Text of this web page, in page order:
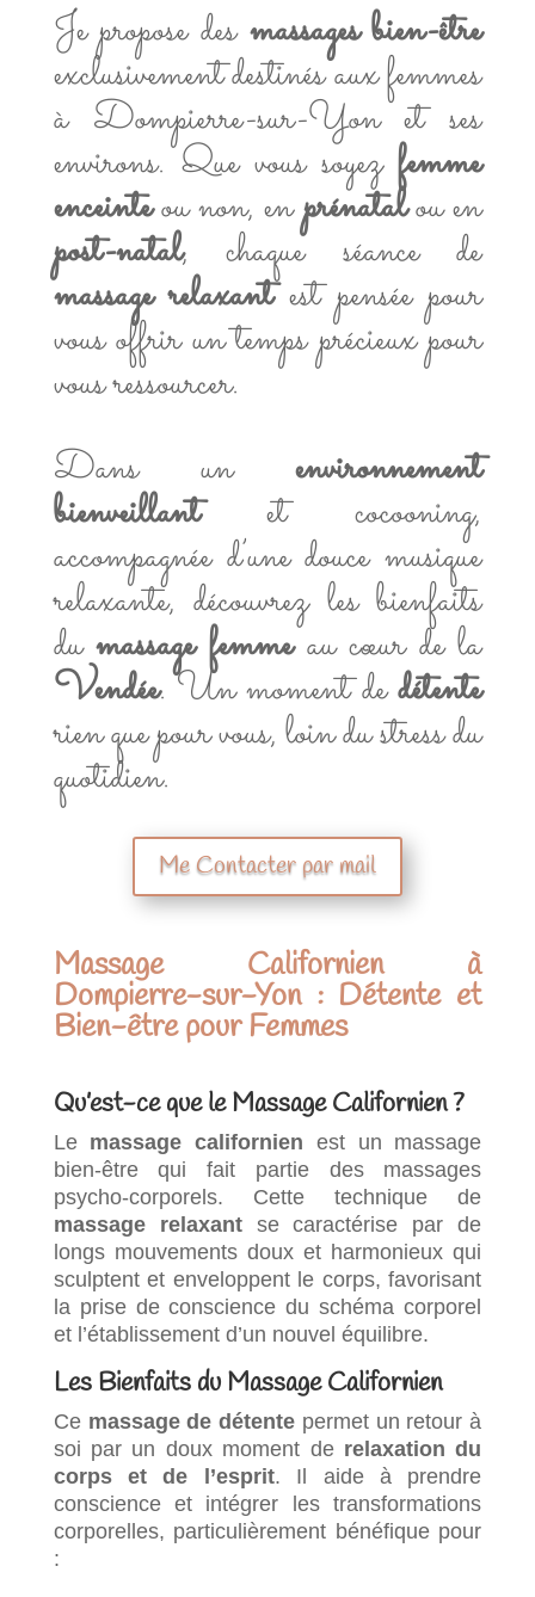
Je propose desmassages bien-être
exclusivement destinés aux femmes
à Dompierre-sur-Yon et ses
environs. Que vous soyezfemme
enceinteou non, enprénatalou en
post-natal, chaque séance de
massage relaxantest pensée pour
vous offrir un temps précieux pour
vous ressourcer.
Dans unenvironnement
bienveillantet cocooning,
accompagnée d’une douce musique
relaxante, découvrez les bienfaits
dumassage femmeau cœur de la
Vendée. Un moment dedétente
rien que pour vous, loin du stress du
quotidien.
Me Contacter par mail
Massage Californien à
Dompierre-sur-Yon : Détente et
Bien-être pour Femmes
Qu’est-ce que le Massage Californien ?
Le massage californien est un massage
bien-être qui fait partie des massages
psycho-corporels. Cette technique de
massage relaxantse caractérise par de
longs mouvements doux et harmonieux qui
sculptent et enveloppent le corps, favorisant
la prise de conscience du schéma corporel
et l’établissement d’un nouvel équilibre.
Les Bienfaits du Massage Californien
Ce massage de détente permet un retour à
soi par un doux moment de relaxation du
corps et de l’esprit. Il aide à prendre
conscience et intégrer les transformations
corporelles, particulièrement bénéfique pour
: